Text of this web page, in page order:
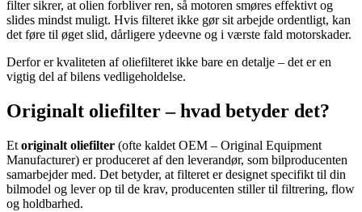
filter sikrer, at olien forbliver ren, så motoren smøres effektivt og
slides mindst muligt. Hvis filteret ikke gør sit arbejde ordentligt, kan
det føre til øget slid, dårligere ydeevne og i værste fald motorskader.
Derfor er kvaliteten af oliefilteret ikke bare en detalje – det er en
vigtig del af bilens vedligeholdelse.
Originalt oliefilter – hvad betyder det?
Et originalt oliefilter (ofte kaldet OEM – Original Equipment
Manufacturer) er produceret af den leverandør, som bilproducenten
samarbejder med. Det betyder, at filteret er designet specifikt til din
bilmodel og lever op til de krav, producenten stiller til filtrering, flow
og holdbarhed.